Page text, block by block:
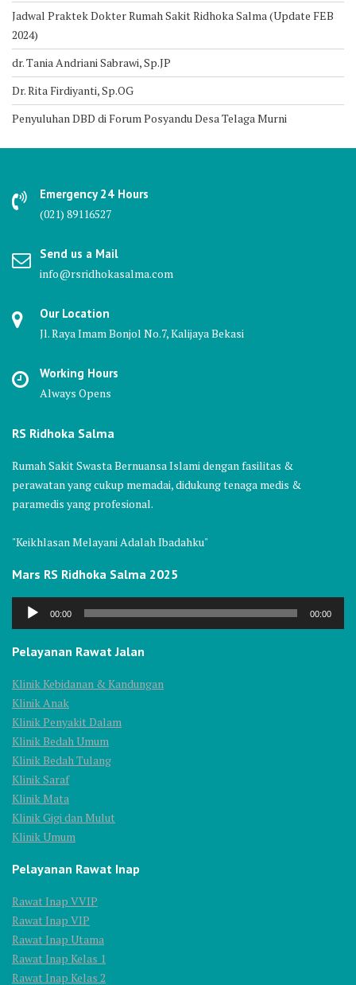
Jadwal Praktek Dokter Rumah Sakit Ridhoka Salma (Update FEB
2024)
dr. Tania Andriani Sabrawi, Sp.JP
Dr. Rita Firdiyanti, Sp.OG
Penyuluhan DBD di Forum Posyandu Desa Telaga Murni
Emergency 24 Hours
(021) 89116527
Send us a Mail
info@rsridhokasalma.com
Our Location
Jl. Raya Imam Bonjol No.7, Kalijaya Bekasi
Working Hours
Always Opens
RS Ridhoka Salma
Rumah Sakit Swasta Bernuansa Islami dengan fasilitas &
perawatan yang cukup memadai, didukung tenaga medis &
paramedis yang profesional.
"Keikhlasan Melayani Adalah Ibadahku"
Mars RS Ridhoka Salma 2025
Audio
00:00 00:00
Pelayanan Rawat Jalan
Klinik Kebidanan & Kandungan
Klinik Anak
Klinik Penyakit Dalam
Klinik Bedah Umum
Klinik Bedah Tulang
Klinik Saraf
Klinik Mata
Klinik Gigi dan Mulut
Klinik Umum
Pelayanan Rawat Inap
Rawat Inap VVIP
Rawat Inap VIP
Rawat Inap Utama
Rawat Inap Kelas 1
Rawat Inap Kelas 2